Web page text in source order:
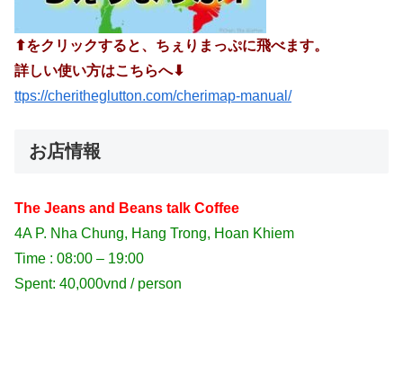
⬆︎をクリックすると、ちぇりまっぷに飛べます。
詳しい使い方はこちらへ⬇︎
ttps://cheritheglutton.com/cherimap-manual/
お店情報
The Jeans and Beans talk Coffee
4A P. Nha Chung, Hang Trong, Hoan Khiem
Time : 08:00 – 19:00
Spent: 40,000vnd / person